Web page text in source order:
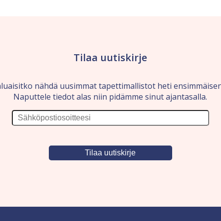
Tilaa uutiskirje
nähdä uusimmat tapettimallistot heti
Naputtele tiedot alas niin pidämme sinut ajantasalla.